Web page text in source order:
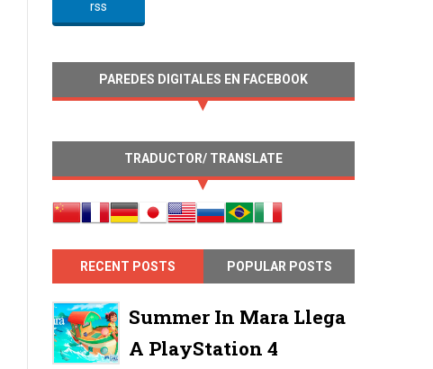
rss
PAREDES DIGITALES EN FACEBOOK
TRADUCTOR/ TRANSLATE
RECENT POSTS POPULAR POSTS
Summer In Mara Llega
A PlayStation 4